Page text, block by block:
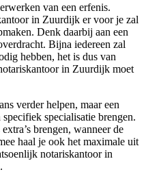
van een erfenis.
in Zuurdijk er voor je zal
Denk daarbij aan een
Bijna iedereen zal
hebben, het is dus van
in Zuurdijk moet
verder helpen, maar een
specialisatie brengen.
brengen, wanneer de
haal je ook het maximale uit
notariskantoor in